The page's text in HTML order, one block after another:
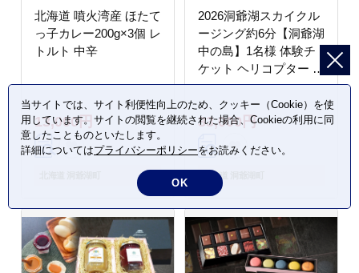
北海道 噴火湾産 ほたて
っ子カレー200g×3個 レ
トルト 中辛
13,000円
2026洞爺湖スカイクル
ージング約6分【洞爺湖
中の島】1名様 体験チ
ケット ヘリコプター 空
中散歩 自然 満喫 遊覧
飛行 思い出 景色 北海
道の自然 ふるさと納税
33,000円
北海道 洞爺湖町
当サイトでは、サイト利便性向上のため、クッキー（Cookie）を使
用しています。サイトの閲覧を継続された場合、Cookieの利用に同
意したことものといたします。
詳細についてはプライバシーポリシーをお読みください。
OK